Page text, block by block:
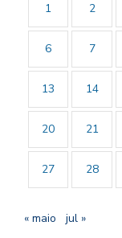
1
2
6 7
13 14
20 21
27 28
« maio jul »